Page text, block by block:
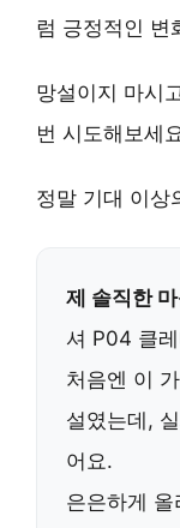
럼 긍정적인 변
망설이지 마시
번 시도해보세
정말 기대 이상
제 솔직한
셔 P04 클
처음엔 이
설였는데,
어요.
은은하게